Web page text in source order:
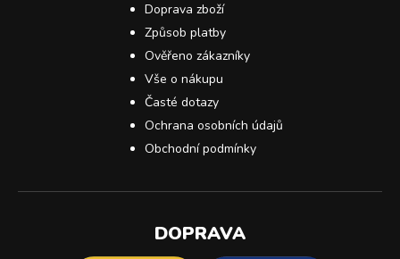
Doprava zboží
Způsob platby
Ověřeno zákazníky
Vše o nákupu
Časté dotazy
Ochrana osobních údajů
Obchodní podmínky
DOPRAVA